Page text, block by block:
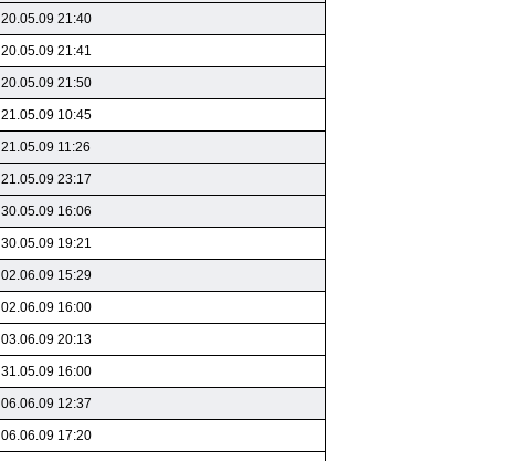
20.05.09 21:40
20.05.09 21:41
20.05.09 21:50
21.05.09 10:45
21.05.09 11:26
21.05.09 23:17
30.05.09 16:06
30.05.09 19:21
02.06.09 15:29
02.06.09 16:00
03.06.09 20:13
31.05.09 16:00
06.06.09 12:37
06.06.09 17:20